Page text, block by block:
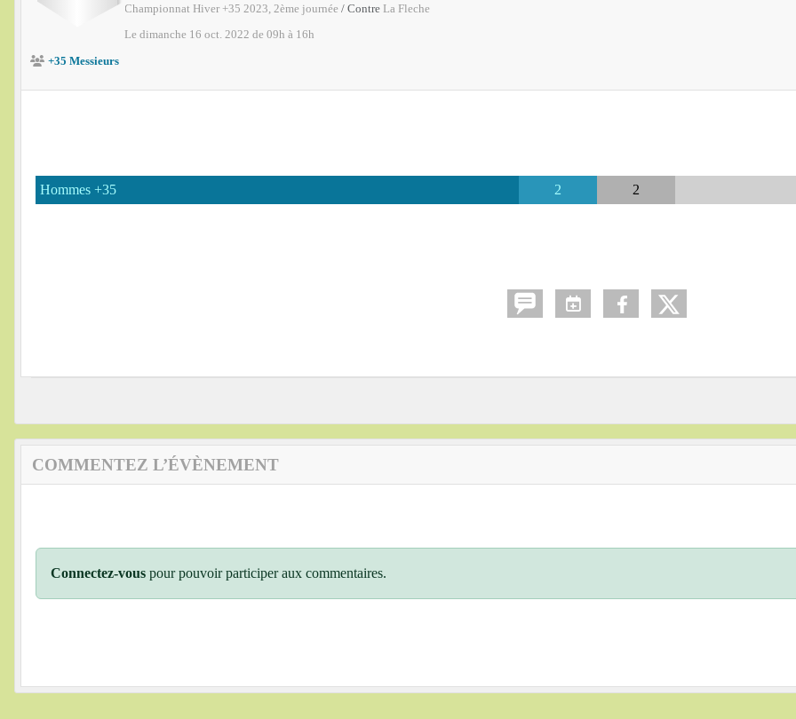
Championnat Hiver +35 2023, 2ème journée / Contre La Fleche
Le dimanche 16 oct. 2022 de 09h à 16h
+35 Messieurs
Hommes +35 2 2
COMMENTEZ L’ÉVÈNEMENT
Connectez-vous pour pouvoir participer aux commentaires.